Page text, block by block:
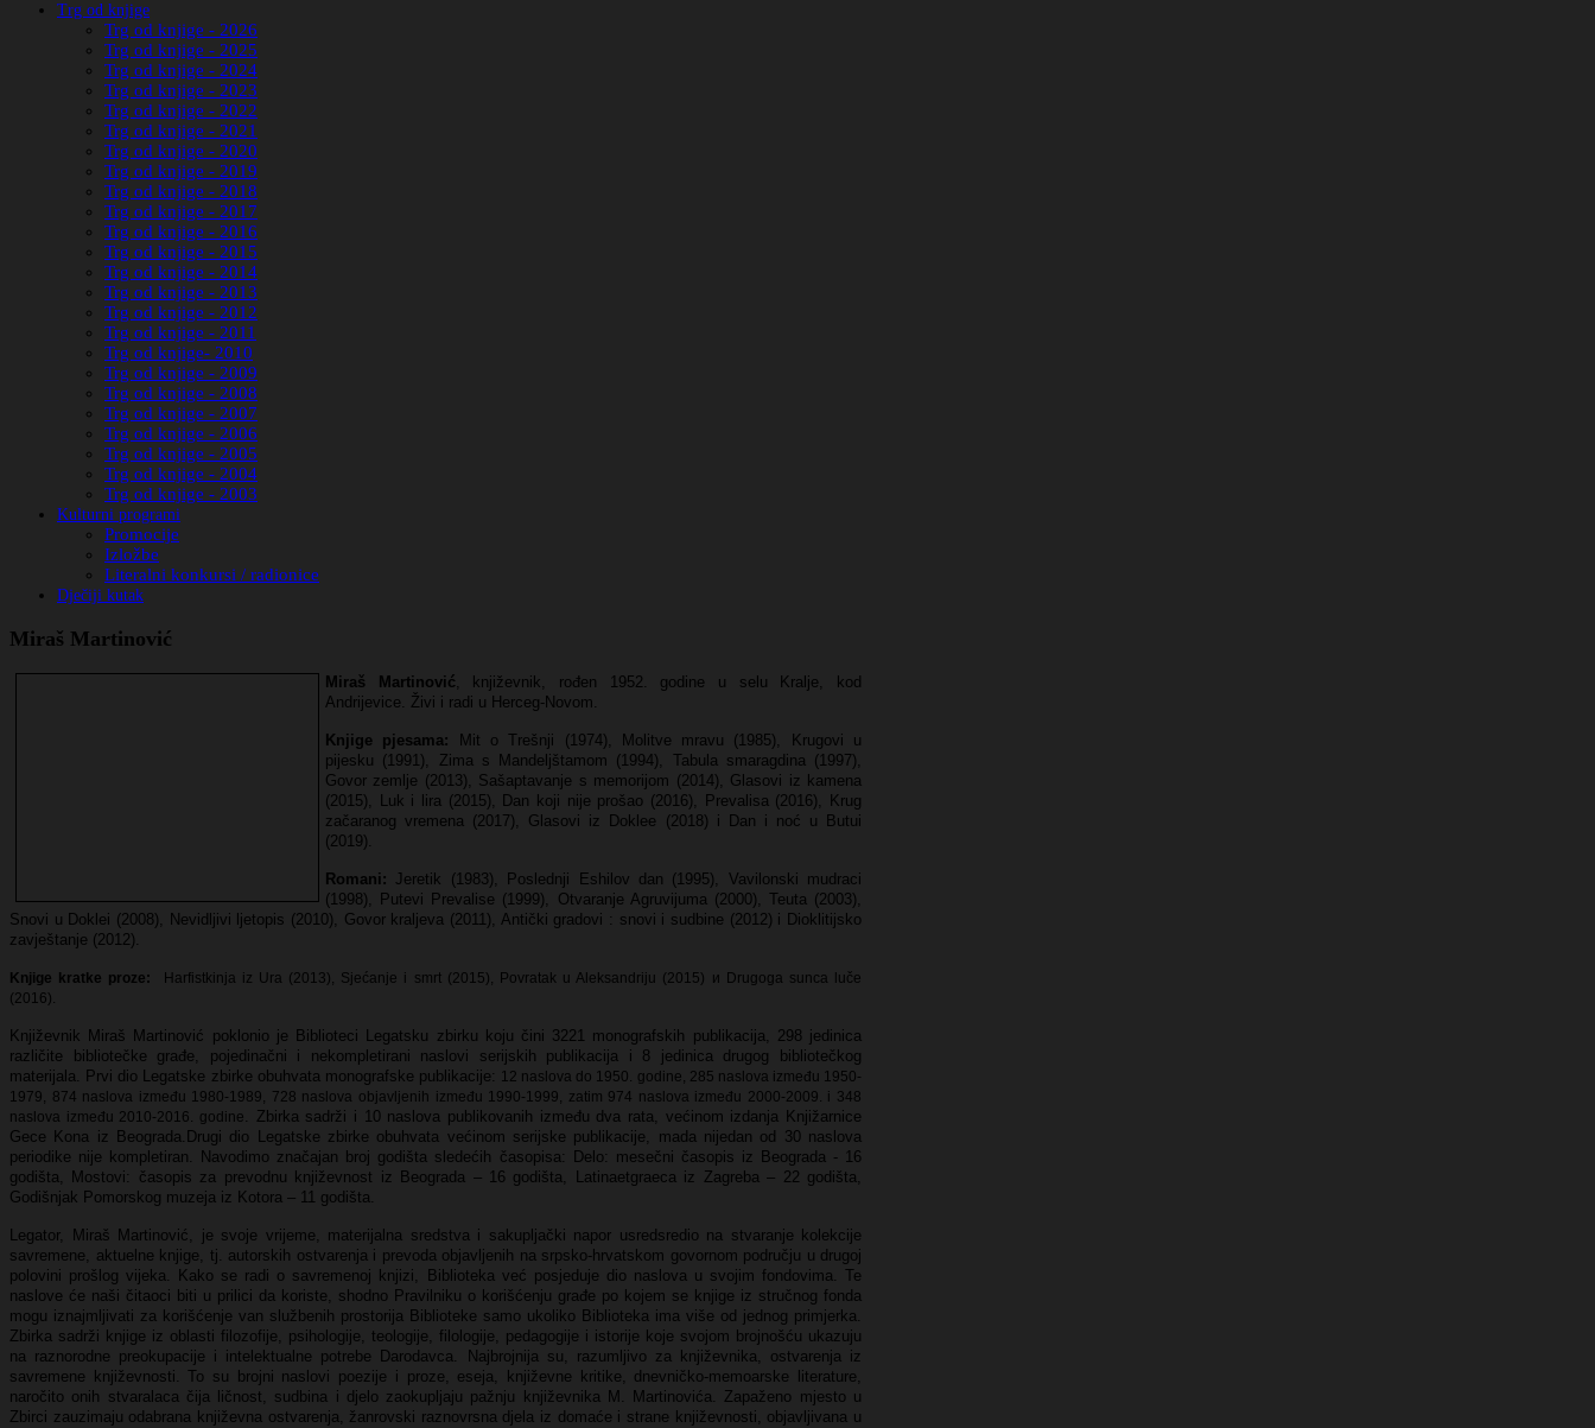
Trg od knjige
Trg od knjige - 2026
Trg od knjige - 2025
Trg od knjige - 2024
Trg od knjige - 2023
Trg od knjige - 2022
Trg od knjige - 2021
Trg od knjige - 2020
Trg od knjige - 2019
Trg od knjige - 2018
Trg od knjige - 2017
Trg od knjige - 2016
Trg od knjige - 2015
Trg od knjige - 2014
Trg od knjige - 2013
Trg od knjige - 2012
Trg od knjige - 2011
Trg od knjige- 2010
Trg od knjige - 2009
Trg od knjige - 2008
Trg od knjige - 2007
Trg od knjige - 2006
Trg od knjige - 2005
Trg od knjige - 2004
Trg od knjige - 2003
Kulturni programi
Promocije
Izložbe
Literalni konkursi / radionice
Dječiji kutak
Miraš Martinović
Miraš Martinović, književnik, rođen 1952. godine u selu Kralje, kod
Andrijevice. Živi i radi u Herceg-Novom.
Knjige pjesama: Mit o Trešnji (1974), Molitve mravu (1985), Krugovi u
pijesku (1991), Zima s Mandeljštamom (1994), Tabula smaragdina (1997),
Govor zemlje (2013), Sašaptavanje s memorijom (2014), Glasovi iz kamena
(2015), Luk i lira (2015), Dan koji nije prošao (2016), Prevalisa (2016), Krug
začaranog vremena (2017), Glasovi iz Doklee (2018) i Dan i noć u Butui
(2019).
Romani: Jeretik (1983), Poslednji Eshilov dan (1995), Vavilonski mudraci
(1998), Putevi Prevalise (1999), Otvaranje Agruvijuma (2000), Teuta (2003),
Snovi u Doklei (2008), Nevidljivi ljetopis (2010), Govor kraljeva (2011), Antički gradovi : snovi i sudbine (2012) i Dioklitijsko
zavještanje (2012).
Knjige kratke proze:
Harfistkinja iz Ura (2013), Sjećanje i smrt (2015), Povratak u Aleksandriju (2015) и Drugoga sunca luče
(2016).
Književnik Miraš Martinović poklonio je Biblioteci Legatsku zbirku koju čini 3221 monografskih publikacija, 298 jedinica
različite bibliotečke građe, pojedinačni i nekompletirani naslovi serijskih publikacija i 8 jedinica drugog bibliotečkog
materijala. Prvi dio Legatske zbirke obuhvata monografske publikacije: 12 naslova dо 1950. godine, 285 naslova između 1950-
1979, 874 naslova između 1980-1989, 728 naslova objavljenih između 1990-1999, zatim 974 naslova između 2000-2009. i 348
naslova između 2010-2016. godine. Zbirka sadrži i 10 naslova publikovanih između dva rata, većinom izdanja Knjižarnice
Gece Kona iz Beograda.Drugi dio Legatske zbirke obuhvata većinom serijske publikacije, mada nijedan od 30 naslova
periodike nije kompletiran. Navodimo značajan broj godišta sledećih časopisa: Delo: mesečni časopis iz Beograda - 16
godišta, Mostovi: časopis za prevodnu književnost iz Beograda – 16 godišta, Latinaetgraeca iz Zagreba – 22 godišta,
Godišnjak Pomorskog muzeja iz Kotora – 11 godišta.
Legator, Miraš Martinović, je svoje vrijeme, materijalna sredstva i sakupljački napor usredsredio na stvaranje kolekcije
savremene, aktuelne knjige, tj. autorskih ostvarenja i prevoda objavljenih na srpsko-hrvatskom govornom području u drugoj
polovini prošlog vijeka. Kako se radi o savremenoj knjizi, Biblioteka već posjeduje dio naslova u svojim fondovima. Te
naslove će naši čitaoci biti u prilici da koriste, shodno Pravilniku o korišćenju građe po kojem se knjige iz stručnog fonda
mogu iznajmljivati za korišćenje van službenih prostorija Biblioteke samo ukoliko Biblioteka ima više od jednog primjerka.
Zbirka sadrži knjige iz oblasti filozofije, psihologije, teologije, filologije, pedagogije i istorije koje svojom brojnošću ukazuju
na raznorodne preokupacije i intelektualne potrebe Darodavca. Najbrojnija su, razumljivo za književnika, ostvarenja iz
savremene književnosti. To su brojni naslovi poezije i proze, eseja, književne kritike, dnevničko-memoarske literature,
naročito onih stvaralaca čija ličnost, sudbina i djelo zaokupljaju pažnju književnika M. Martinovića. Zapaženo mjesto u
Zbirci zauzimaju odabrana književna ostvarenja, žanrovski raznovrsna djela iz domaće i strane književnosti, objavljivana u